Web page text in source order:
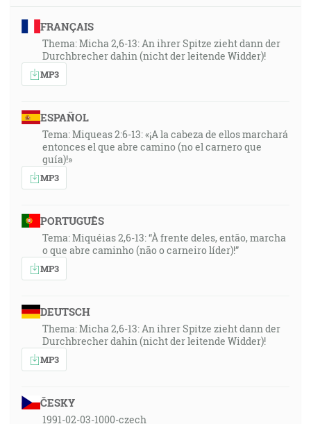
FRANÇAIS
Thema: Micha 2,6-13: An ihrer Spitze zieht dann der
Durchbrecher dahin (nicht der leitende Widder)!
MP3
ESPAÑOL
Tema: Miqueas 2:6-13: «¡A la cabeza de ellos marchará
entonces el que abre camino (no el carnero que
guía)!»
MP3
PORTUGUÊS
Tema: Miquéias 2,6-13: “À frente deles, então, marcha
o que abre caminho (não o carneiro líder)!”
MP3
DEUTSCH
Thema: Micha 2,6-13: An ihrer Spitze zieht dann der
Durchbrecher dahin (nicht der leitende Widder)!
MP3
ČESKY
1991-02-03-1000-czech